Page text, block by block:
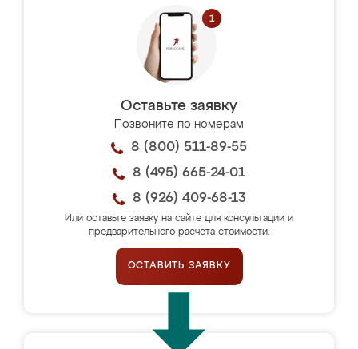
Оставьте заявку
Позвоните по номерам
8 (800) 511-89-55
8 (495) 665-24-01
8 (926) 409-68-13
Или оставьте заявку на сайте для консультации и
предварительного расчёта стоимости.
ОСТАВИТЬ ЗАЯВКУ